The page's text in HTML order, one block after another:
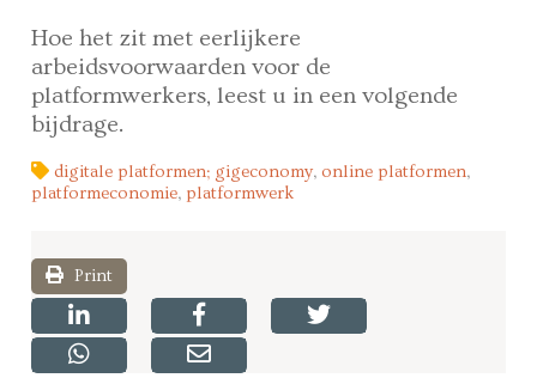
Hoe het zit met eerlijkere
arbeidsvoorwaarden voor de
platformwerkers, leest u in een volgende
bijdrage.
digitale platformen; gigeconomy,online platformen,
platformeconomie, platformwerk
Print